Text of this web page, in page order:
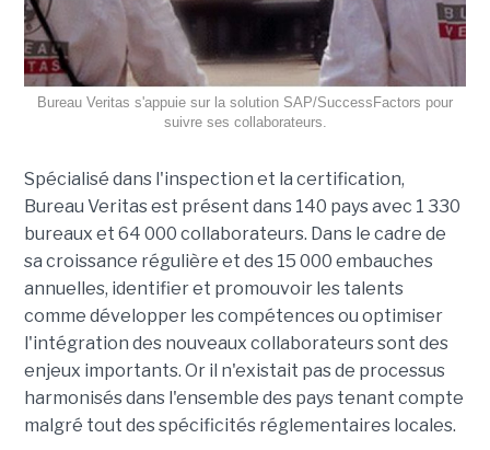
Bureau Veritas s'appuie sur la solution SAP/SuccessFactors pour
suivre ses collaborateurs.
Spécialisé dans l'inspection et la certification,
Bureau Veritas est présent dans 140 pays avec 1 330
bureaux et 64 000 collaborateurs. Dans le cadre de
sa croissance régulière et des 15 000 embauches
annuelles, identifier et promouvoir les talents
comme développer les compétences ou optimiser
l'intégration des nouveaux collaborateurs sont des
enjeux importants. Or il n'existait pas de processus
harmonisés dans l'ensemble des pays tenant compte
malgré tout des spécificités réglementaires locales.